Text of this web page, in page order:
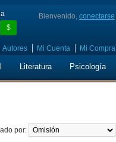
$
Bienvenido, conectarse
Autores Mi Cuenta Mi Compra
Literatura Psicología
por: